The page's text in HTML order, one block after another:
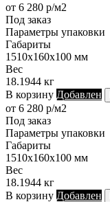
от 6 280 р/м2
Под заказ
Параметры упаковки
Габариты
1510х160х100 мм
Вес
18.1944 кг
В корзину Добавлен
от 6 280 р/м2
Под заказ
Параметры упаковки
Габариты
1510х160х100 мм
Вес
18.1944 кг
В корзину Добавлен